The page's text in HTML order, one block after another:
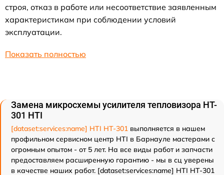
строя, отказ в работе или несоответствие заявленным
характеристикам при соблюдении условий
эксплуатации.
Показать полностью
Замена микросхемы усилителя тепловизора HT-
301 HTI
[dataset:services:name] HTI HT-301 выполняется в нашем
профильном сервисном центр HTI в Барнауле мастерами с
огромным опытом - от 5 лет. На все виды работ и запчасти
предоставляем расширенную гарантию - мы в сц уверены
в качестве наших работ. [dataset:services:name] HTI HT-301